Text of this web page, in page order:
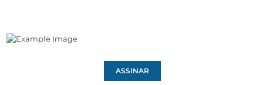
ASSINAR